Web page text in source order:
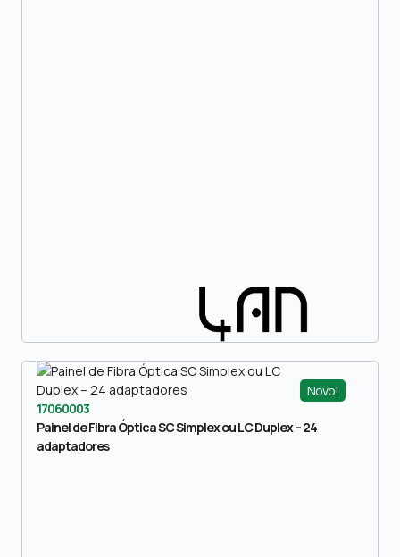
Novo!
17060003
Painel de Fibra Óptica SC Simplex ou LC Duplex – 24
adaptadores